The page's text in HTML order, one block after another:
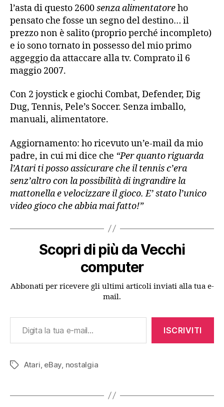
l’asta di questo 2600senza alimentatoreho
pensato che fosse un segno del destino… il
prezzo non è salito (proprio perché incompleto)
e io sono tornato in possesso del mio primo
aggeggio da attaccare alla tv. Comprato il 6
maggio 2007.
Con 2 joystick e giochi Combat, Defender, Dig
Dug, Tennis, Pele’s Soccer. Senza imballo,
manuali, alimentatore.
Aggiornamento: ho ricevuto un’e-mail da mio
padre, in cui mi dice che “Per quanto riguarda
l’Atari ti posso assicurare che il tennis c’era
senz’altro con la possibilità di ingrandire la
mattonella e velocizzare il gioco. E’ stato l’unico
video gioco che abbia mai fatto!”
Scopri di più da Vecchi
computer
Abbonati per ricevere gli ultimi articoli inviati alla tua e-
mail.
Digita la tua e-mail...
ISCRIVITI
Tag Atari eBay nostalgia